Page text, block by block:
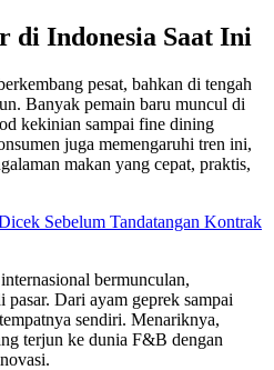
di Indonesia Saat Ini
pesat, bahkan di tengah
Banyak pemain baru muncul di
kekinian sampai fine dining
juga memengaruhi tren ini,
makan yang cepat, praktis,
Sebelum Tandatangan Kontrak
bermunculan,
pasar. Dari ayam geprek sampai
sendiri. Menariknya,
terjun ke dunia F&B dengan